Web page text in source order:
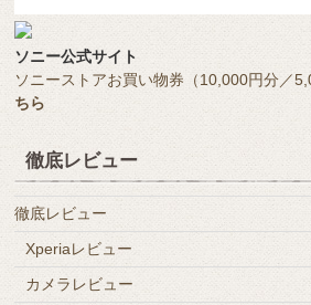
ソニー公式サイト
ソニーストアお買い物券（10,000円分／
ちら
徹底レビュー
徹底レビュー
Xperiaレビュー
カメラレビュー